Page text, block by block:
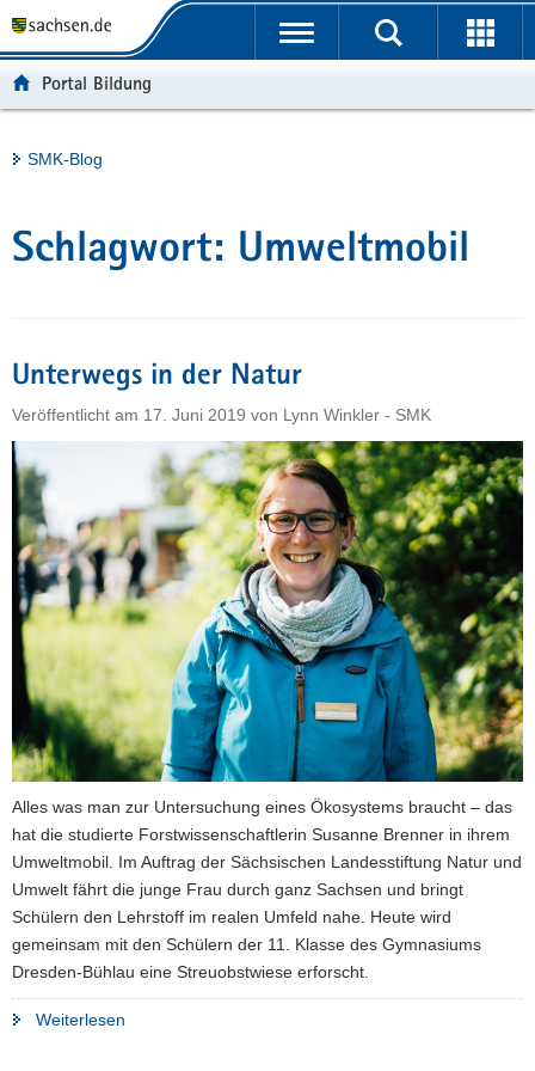
t
e
r
i
e
d
e
N
a
v
i
g
a
t
o
n
u
h
a
e
v
e
Portalübergreifende
Portal Bildung
Hauptinhalt
SMK-Blog
Schlagwort: Umweltmobil
Unterwegs in der Natur
Veröffentlicht am 17. Juni 2019 von Lynn Winkler - SMK
Alles was man zur Untersuchung eines Ökosystems braucht – das
hat die studierte Forstwissenschaftlerin Susanne Brenner in ihrem
Umweltmobil. Im Auftrag der Sächsischen Landesstiftung Natur und
Umwelt fährt die junge Frau durch ganz Sachsen und bringt
Schülern den Lehrstoff im realen Umfeld nahe. Heute wird
gemeinsam mit den Schülern der 11. Klasse des Gymnasiums
Dresden-Bühlau eine Streuobstwiese erforscht.
Weiterlesen